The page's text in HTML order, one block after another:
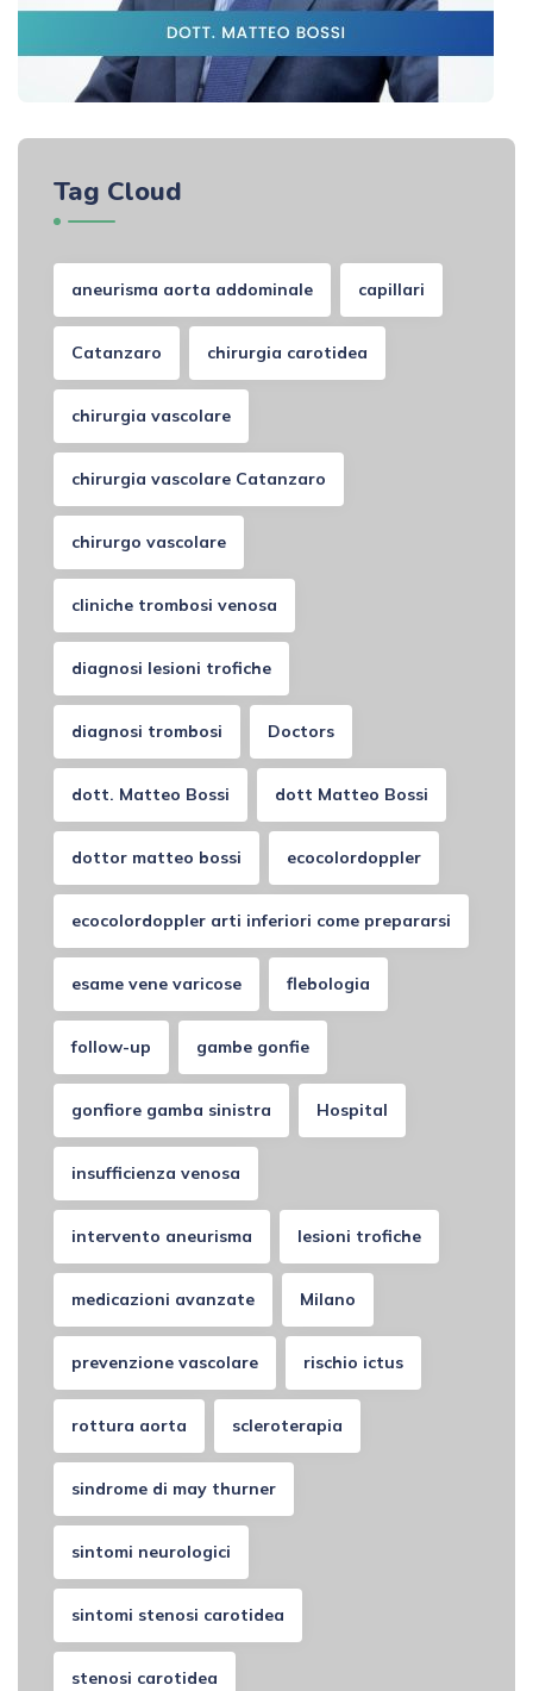
Tag Cloud
aneurisma aorta addominale capillari
Catanzaro chirurgia carotidea
chirurgia vascolare
chirurgia vascolare Catanzaro
chirurgo vascolare
cliniche trombosi venosa
diagnosi lesioni trofiche
diagnosi trombosi Doctors
dott. Matteo Bossi dott Matteo Bossi
dottor matteo bossi ecocolordoppler
ecocolordoppler arti inferiori come prepararsi
esame vene varicose flebologia
follow-up gambe gonfie
gonfiore gamba sinistra Hospital
insufficienza venosa
intervento aneurisma lesioni trofiche
medicazioni avanzate Milano
prevenzione vascolare rischio ictus
rottura aorta scleroterapia
sindrome di may thurner
sintomi neurologici
sintomi stenosi carotidea
stenosi carotidea